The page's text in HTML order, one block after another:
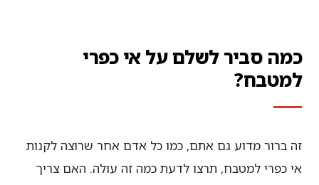
כמה סביר לשלם על אי כפרי
למטבח?
זה ברור מדוע גם אתם, כמו כל אדם אחר שרוצה לקנות
אי כפרי למטבח, תרצו לדעת כמה זה עולה. האם צריך